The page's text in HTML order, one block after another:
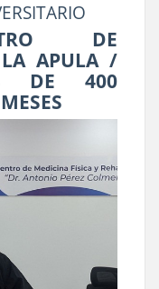
DE
LA APULA /
DE 400